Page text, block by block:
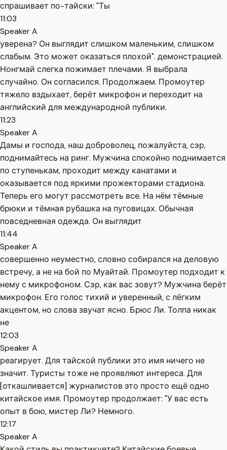
спрашивает по-тайски: "Ты
11:03
Speaker A
уверена? Он выглядит слишком маленьким, слишком
слабым. Это может оказаться плохой". демонстрацией.
Нонгмай слегка пожимает плечами. Я выбрала
случайно. Он согласился. Продолжаем. Промоутер
тяжело вздыхает, берёт микрофон и переходит на
английский для международной публики.
11:23
Speaker A
Дамы и господа, наш доброволец, пожалуйста, сэр,
поднимайтесь на ринг. Мужчина спокойно поднимается
по ступенькам, проходит между канатами и
оказывается под яркими прожекторами стадиона.
Теперь его могут рассмотреть все. На нём тёмные
брюки и тёмная рубашка на пуговицах. Обычная
повседневная одежда. Он выглядит
11:44
Speaker A
совершенно неуместно, словно собирался на деловую
встречу, а не на бой по Муайтай. Промоутер подходит к
нему с микрофоном. Сэр, как вас зовут? Мужчина берёт
микрофон. Его голос тихий и уверенный, с лёгким
акцентом, но слова звучат ясно. Брюс Ли. Толпа никак
не
12:03
Speaker A
реагирует. Для тайской публики это имя ничего не
значит. Туристы тоже не проявляют интереса. Для
[откашливается] журналистов это просто ещё одно
китайское имя. Промоутер продолжает: "У вас есть
опыт в бою, мистер Ли? Немного.
12:17
Speaker A